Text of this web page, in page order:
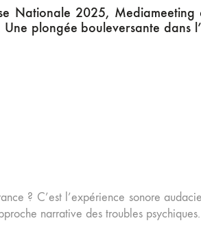
Nationale 2025, Mediameeting
plongée bouleversante dans
? C’est l’expérience sonore
narrative des troubles psychiques.